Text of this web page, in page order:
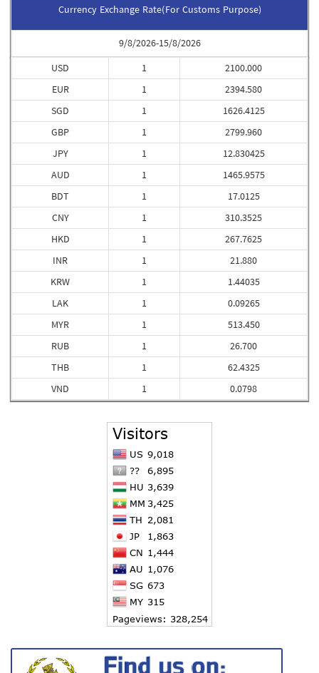
Currency Exchange Rate(For Customs Purpose)
9/8/2026-15/8/2026
USD
EUR
SGD
GBP
JPY
AUD
BDT
CNY
HKD
INR
KRW
LAK
MYR
RUB
THB
VND
1
1
1
1
1
1
1
1
1
1
1
1
1
1
1
1
2100.000
2394.580
1626.4125
2799.960
12.830425
1465.9575
17.0125
310.3525
267.7625
21.880
1.44035
0.09265
513.450
26.700
62.4325
0.0798